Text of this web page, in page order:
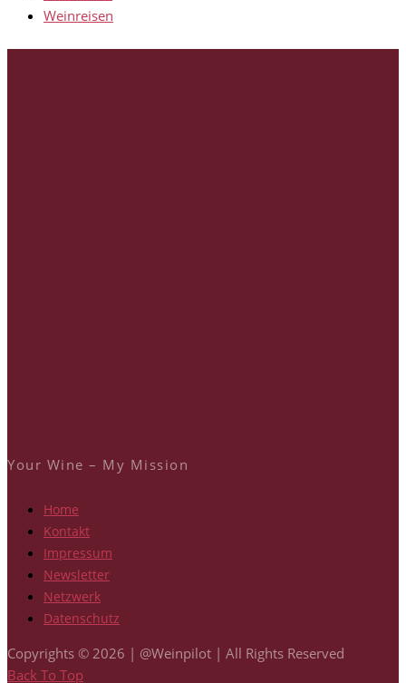
Weinreisen
Your Wine – My Mission
Home
Kontakt
Impressum
Newsletter
Netzwerk
Datenschutz
Copyrights © 2026 | @Weinpilot | All Rights Reserved
Back To Top